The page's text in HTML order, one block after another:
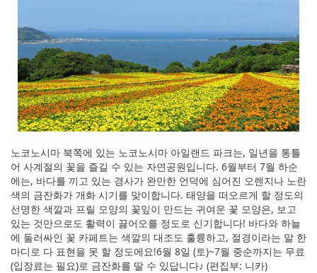
노코노시마 북쪽에 있는 노코노시마 아일랜드 파크는, 일년을 통틀
어 사계절의 꽃을 즐길 수 있는 자연공원입니다. 6월부터 7월 하순
에는, 바다를 끼고 있는 경사가 완만한 언덕에 심어진 오렌지나 노란
색의 금잔화가 개화 시기를 맞이합니다. 태양을 떠오르게 할 정도의
선명한 색깔과 프릴 모양의 꽃잎이 만드는 귀여운 꽃 모양은, 보고
있는 것만으로도 활력이 끓어오를 정도로 신기합니다! 바다와 하늘
에 둘러싸인 꽃 카페트는 색깔의 대조도 훌륭하고, 절경이라는 말 한
마디로 다 표현을 못 할 정도에요!6월 8일 (토)~7월 중순까지는 무료
(입장료는 필요)로 금잔화를 딸 수 있답니다♪ (편집부: 니카)